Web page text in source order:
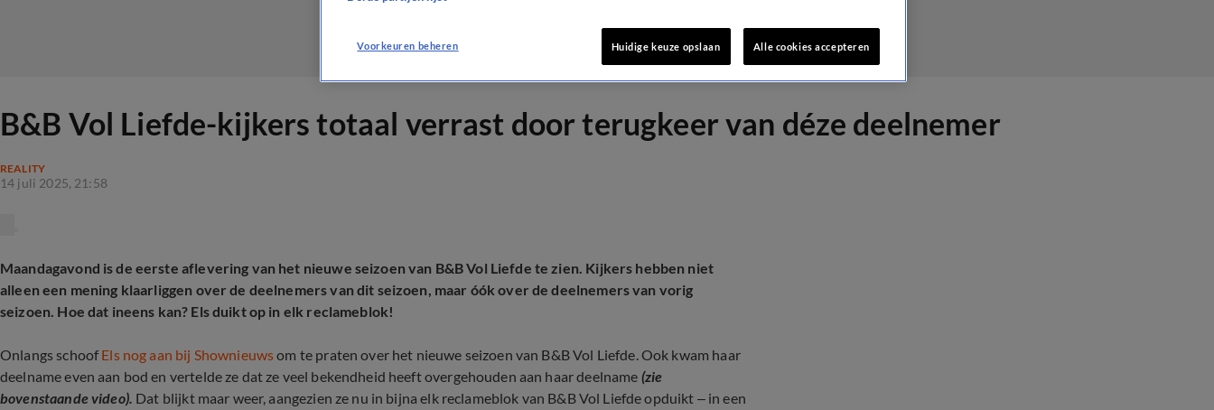
B&B Vol Liefde-kijkers totaal verrast door terugkeer van déze deelnemer
REALITY
14 juli 2025, 21:58
Maandagavond is de eerste aflevering van het nieuwe seizoen van B&B Vol Liefde te zien. Kijkers hebben niet
alleen een mening klaarliggen over de deelnemers van dit seizoen, maar óók over de deelnemers van vorig
seizoen. Hoe dat ineens kan? Els duikt op in elk reclameblok!
Onlangs schoof Els nog aan bij Shownieuwsom te praten over het nieuwe seizoen van B&B Vol Liefde. Ook kwam haar
deelname even aan bod en vertelde ze dat ze veel bekendheid heeft overgehouden aan haar deelname (zie
bovenstaande video). Dat blijkt maar weer, aangezien ze nu in bijna elk reclameblok van B&B Vol Liefde opduikt – in een
Voorkeuren beheren Huidige keuze opslaan Alle cookies accepteren